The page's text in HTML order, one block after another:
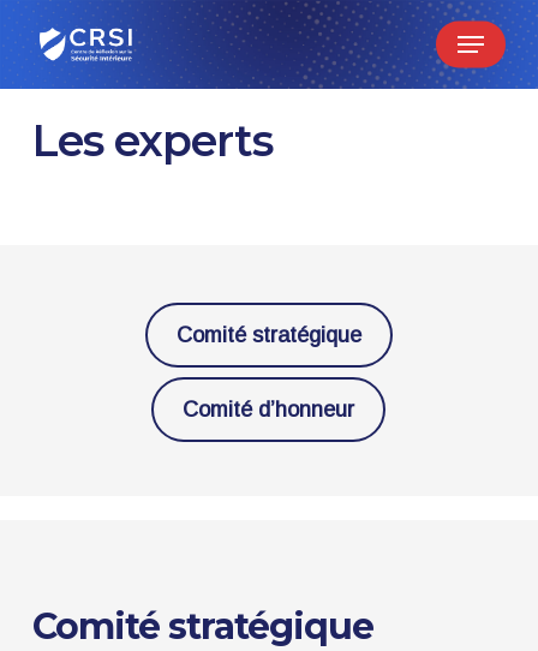
Skip
to
main
Menu
Les experts
Comité stratégique
Comité d’honneur
Comité stratégique